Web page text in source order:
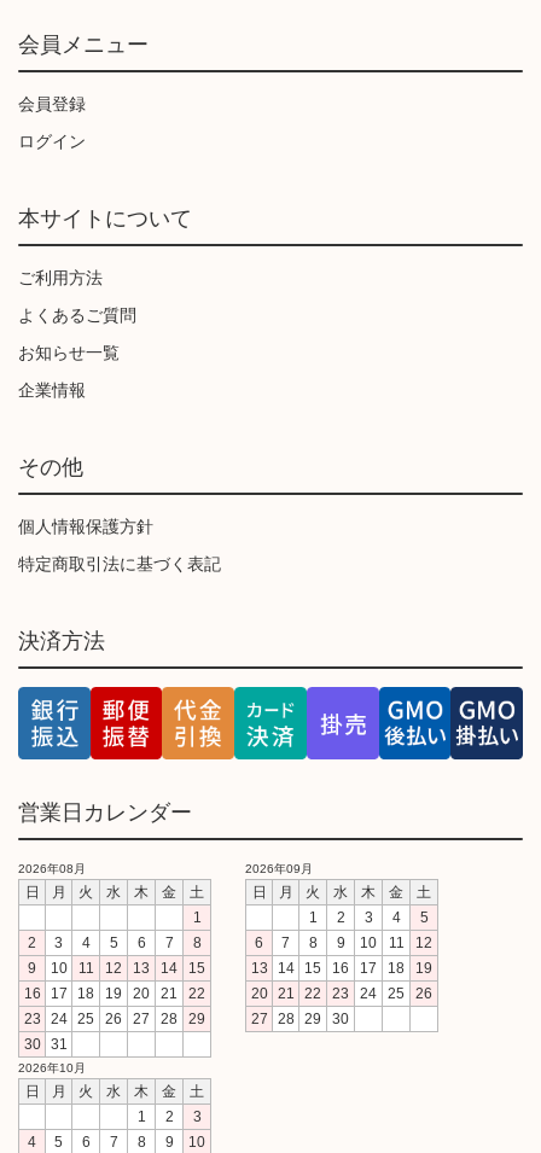
会員メニュー
会員登録
ログイン
本サイトについて
ご利用方法
よくあるご質問
お知らせ一覧
企業情報
その他
個人情報保護方針
特定商取引法に基づく表記
決済方法
営業日カレンダー
2026年08月
日 月 火 水 木 金
土
1
2
3 4 5 6 7
8
9
10 11 12 13 14
15
16
17 18 19 20 21
22
23
24 25 26 27 28
29
30
31
2026年09月
日 月 火 水 木 金
土
1
2 3 4
5
6
7 8 9 10 11
12
13
14 15 16 17 18
19
20
21 22 23 24 25
26
27
28 29 30
2026年10月
日 月 火 水 木 金
土
1
2
3
4
5 6 7 8 9 10